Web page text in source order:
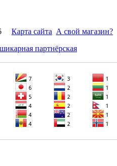
Карта сайта А свой магазин?
партнёрская